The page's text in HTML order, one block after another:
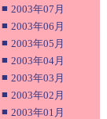
■ 2003年07月
■ 2003年06月
■ 2003年05月
■ 2003年04月
■ 2003年03月
■ 2003年02月
■ 2003年01月